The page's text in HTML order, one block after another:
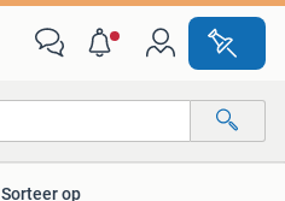
Sorteer op